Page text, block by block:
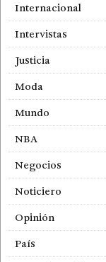
Internacional
Intervistas
Justicia
Moda
Mundo
NBA
Negocios
Noticiero
Opinión
País